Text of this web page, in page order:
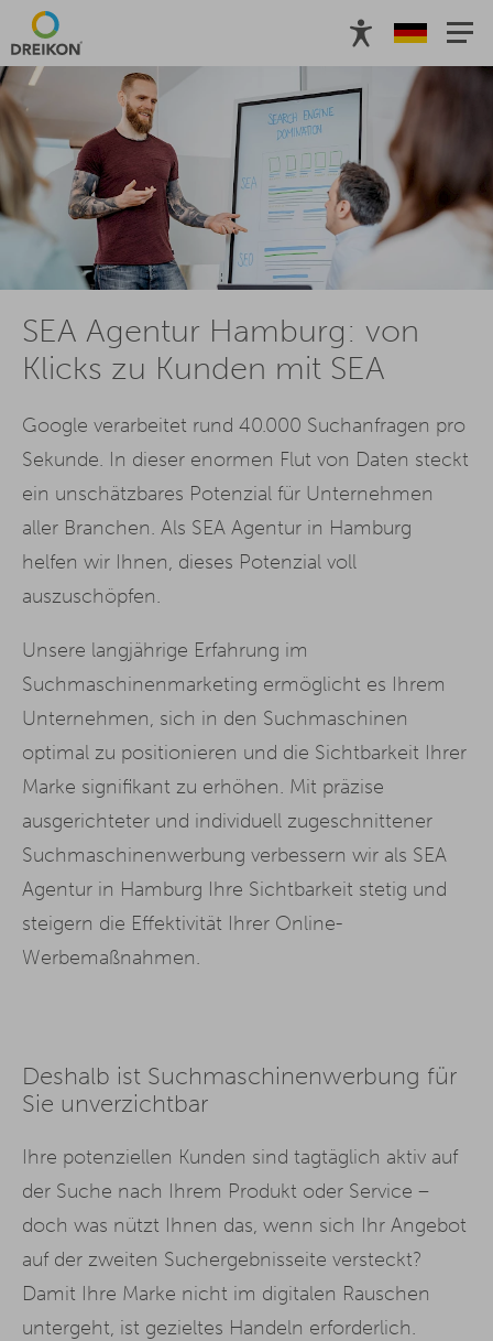
SEA Agentur Hamburg: von
Klicks zu Kunden mit SEA
Google verarbeitet rund 40.000 Suchanfragen pro
Sekunde. In dieser enormen Flut von Daten steckt
ein unschätzbares Potenzial für Unternehmen
aller Branchen. Als SEA Agentur in Hamburg
helfen wir Ihnen, dieses Potenzial voll
auszuschöpfen.
Unsere langjährige Erfahrung im
Suchmaschinenmarketing ermöglicht es Ihrem
Unternehmen, sich in den Suchmaschinen
optimal zu positionieren und die Sichtbarkeit Ihrer
Marke signifikant zu erhöhen. Mit präzise
ausgerichteter und individuell zugeschnittener
Suchmaschinenwerbung verbessern wir als SEA
Agentur in Hamburg Ihre Sichtbarkeit stetig und
steigern die Effektivität Ihrer Online-
Werbemaßnahmen.
Deshalb ist Suchmaschinenwerbung für
Sie unverzichtbar
Ihre potenziellen Kunden sind tagtäglich aktiv auf
der Suche nach Ihrem Produkt oder Service –
doch was nützt Ihnen das, wenn sich Ihr Angebot
auf der zweiten Suchergebnisseite versteckt?
Damit Ihre Marke nicht im digitalen Rauschen
untergeht, ist gezieltes Handeln erforderlich.